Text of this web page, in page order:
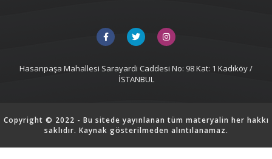
Hasanpaşa Mahallesi Sarayardi Caddesi No: 98 Kat: 1 Kadıköy /
İSTANBUL
Copyright © 2022 - Bu sitede yayınlanan tüm materyalin her hakkı
saklıdır. Kaynak gösterilmeden alıntılanamaz.